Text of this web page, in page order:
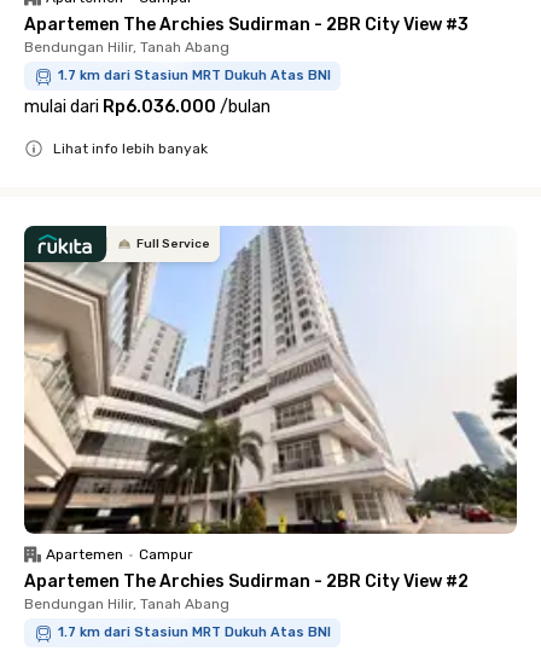
Apartemen The Archies Sudirman - 2BR City View #3
Bendungan Hilir, Tanah Abang
1.7 km dari Stasiun MRT Dukuh Atas BNI
mulai dari Rp6.036.000 /bulan
Lihat info lebih banyak
Full Service
Apartemen • Campur
Apartemen The Archies Sudirman - 2BR City View #2
Bendungan Hilir, Tanah Abang
1.7 km dari Stasiun MRT Dukuh Atas BNI